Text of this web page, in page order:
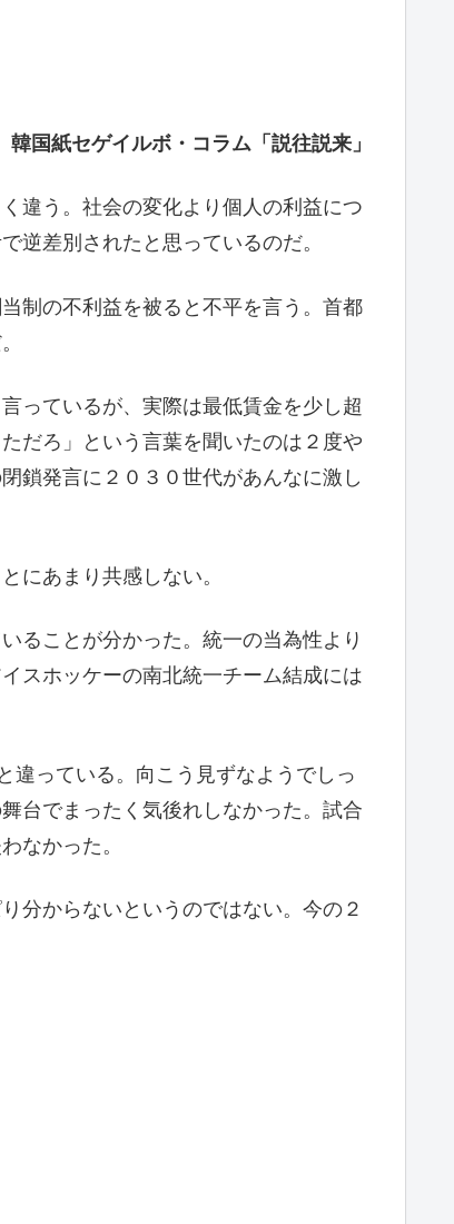
韓国紙セゲイルボ・コラム「説往説来」
違う。社会の変化より個人の利益につ
逆差別されたと思っているのだ。
制の不利益を被ると不平を言う。首都
っているが、実際は最低賃金を少し超
だろ」という言葉を聞いたのは２度や
鎖発言に２０３０世代があんなに激し
にあまり共感しない。
ることが分かった。統一の当為性より
スホッケーの南北統一チーム結成には
違っている。向こう見ずなようでしっ
台でまったく気後れしなかった。試合
なかった。
分からないというのではない。今の２